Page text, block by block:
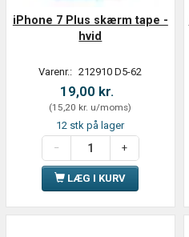
iPhone 7 Plus skærm tape -
hvid
Varenr.: 212910 D5-62
19,00 kr.
(15,20 kr. u/moms)
12 stk på lager
LÆG I KURV